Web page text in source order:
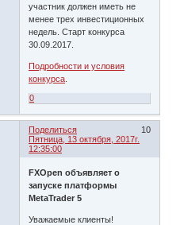
участник должен иметь не
менее трех инвестиционных
недель. Старт конкурса
30.09.2017.
Подробности и условия
конкурса
0
Поделиться
10
Пятница, 13 октября, 2017г.
12:35:00
FXOpen объявляет о
запуске платформы
MetaTrader 5
Уважаемые клиенты!